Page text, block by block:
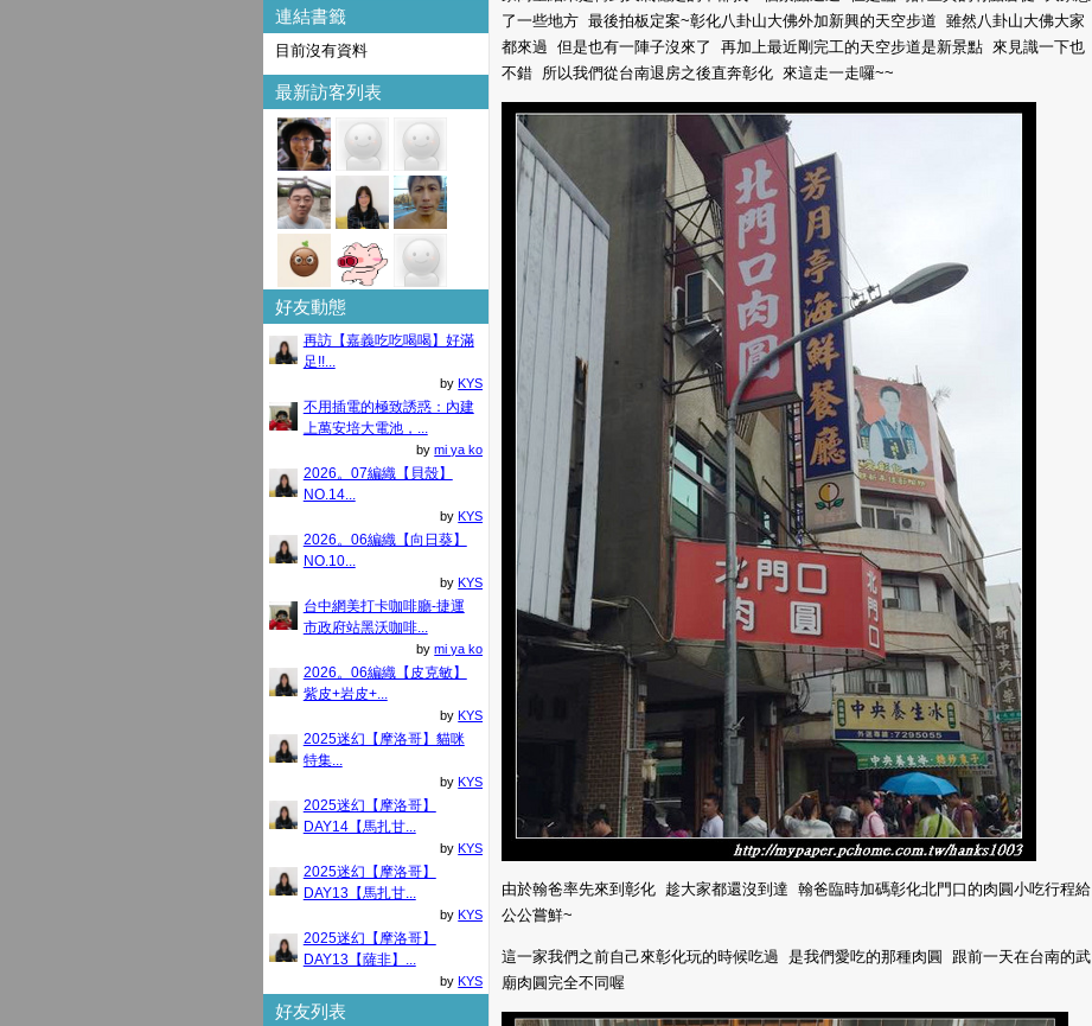
了一些地方 最後拍板定案~彰化八卦山大佛外加新興的天空步道 雖然八卦山大佛大家
都來過 但是也有一陣子沒來了 再加上最近剛完工的天空步道是新景點 來見識一下也
不錯 所以我們從台南退房之後直奔彰化 來這走一走囉~~
由於翰爸率先來到彰化 趁大家都還沒到達 翰爸臨時加碼彰化北門口的肉圓小吃行程給
公公嘗鮮~
這一家我們之前自己來彰化玩的時候吃過 是我們愛吃的那種肉圓 跟前一天在台南的武
廟肉圓完全不同喔
連結書籤
目前沒有資料
最新訪客列表
好友動態
再訪【嘉義吃吃喝喝】好滿
足!!...
byKYS
不用插電的極致誘惑：內建
上萬安培大電池，...
bymi ya ko
2026。07編織【貝殼】
NO.14...
byKYS
2026。06編織【向日葵】
NO.10...
byKYS
台中網美打卡咖啡廳-捷運
市政府站黑沃咖啡...
bymi ya ko
2026。06編織【皮克敏】
紫皮+岩皮+...
byKYS
2025迷幻【摩洛哥】貓咪
特集...
byKYS
2025迷幻【摩洛哥】
DAY14【馬扎甘...
byKYS
2025迷幻【摩洛哥】
DAY13【馬扎甘...
byKYS
2025迷幻【摩洛哥】
DAY13【薩非】...
byKYS
好友列表